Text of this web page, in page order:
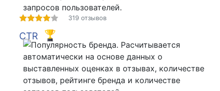
319 отзывов
CTR